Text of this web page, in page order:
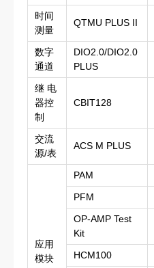
时间
测量
QTMU PLUS II
数字
通道
DIO2.0/DIO2.0
PLUS
继 电
器控
制
CBIT128
交流
源/表
ACS M PLUS
应用
模块
PAM
PFM
OP-AMP Test
Kit
HCM100